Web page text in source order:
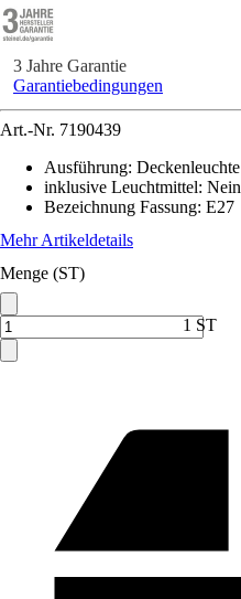
3 Jahre Garantie
Garantiebedingungen
Art.-Nr. 7190439
Ausführung: Deckenleuchte
inklusive Leuchtmittel: Nein
Bezeichnung Fassung: E27
Mehr Artikeldetails
Menge (ST)
1 ST